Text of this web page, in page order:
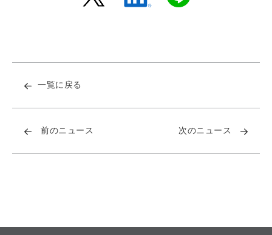
一覧に戻る
前のニュース 次のニュース